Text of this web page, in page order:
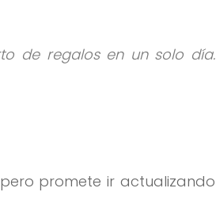
de regalos en un solo día.
promete ir actualizando